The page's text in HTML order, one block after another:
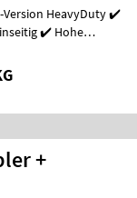
-Version HeavyDuty ✔️
✔️ Hohe
+